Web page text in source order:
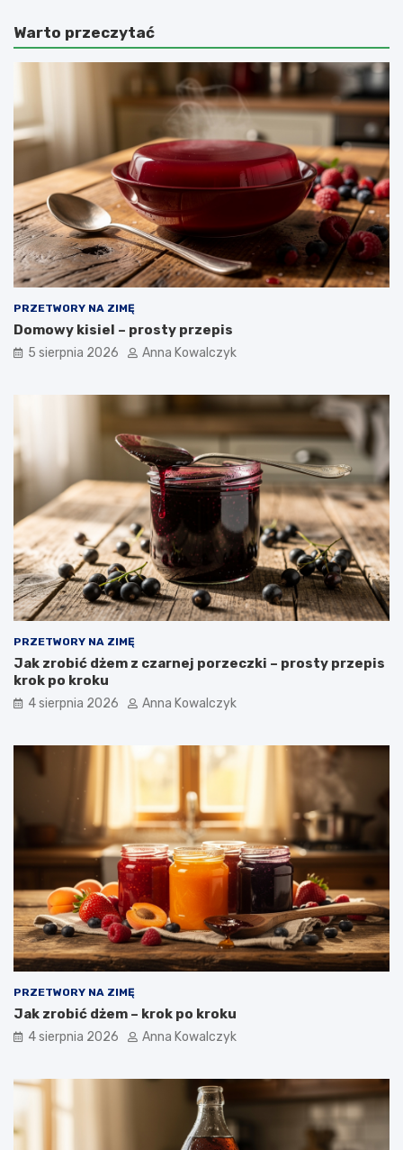
Warto przeczytać
PRZETWORY NA ZIMĘ
Domowy kisiel – prosty przepis
5 sierpnia 2026 Anna Kowalczyk
PRZETWORY NA ZIMĘ
Jak zrobić dżem z czarnej porzeczki – prosty przepis
krok po kroku
4 sierpnia 2026 Anna Kowalczyk
PRZETWORY NA ZIMĘ
Jak zrobić dżem – krok po kroku
4 sierpnia 2026 Anna Kowalczyk